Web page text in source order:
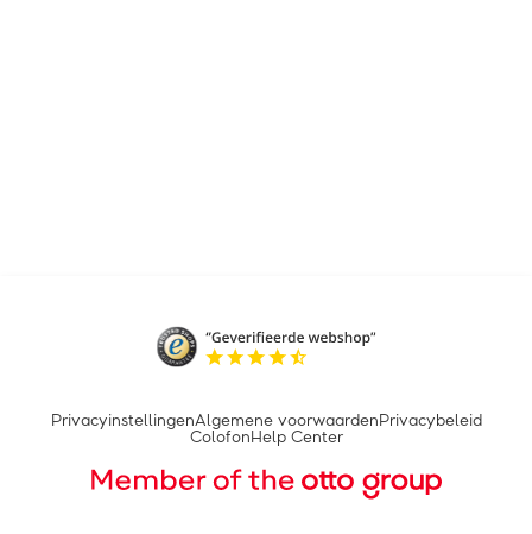
PrivacyinstellingenAlgemene voorwaarden Privacybeleid
Colofon Help Center